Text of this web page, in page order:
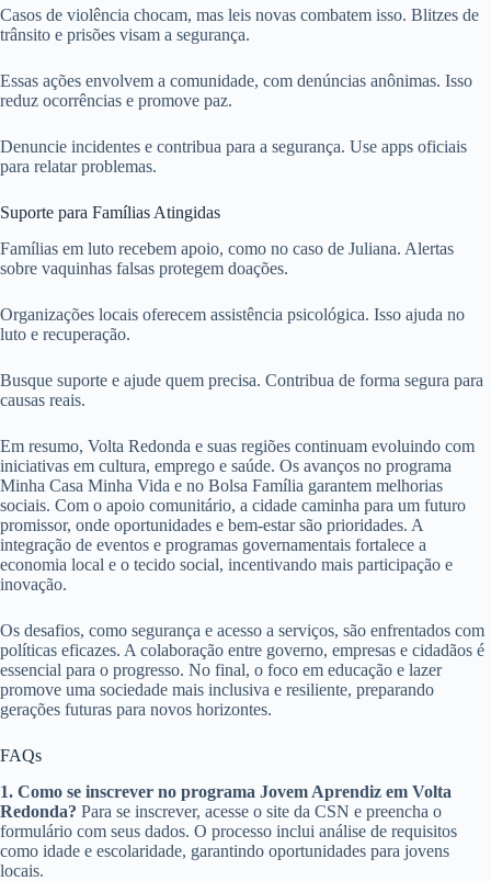
Casos de violência chocam, mas leis novas combatem isso. Blitzes de
trânsito e prisões visam a segurança.
Essas ações envolvem a comunidade, com denúncias anônimas. Isso
reduz ocorrências e promove paz.
Denuncie incidentes e contribua para a segurança. Use apps oficiais
para relatar problemas.
Suporte para Famílias Atingidas
Famílias em luto recebem apoio, como no caso de Juliana. Alertas
sobre vaquinhas falsas protegem doações.
Organizações locais oferecem assistência psicológica. Isso ajuda no
luto e recuperação.
Busque suporte e ajude quem precisa. Contribua de forma segura para
causas reais.
Em resumo, Volta Redonda e suas regiões continuam evoluindo com
iniciativas em cultura, emprego e saúde. Os avanços no programa
Minha Casa Minha Vida e no Bolsa Família garantem melhorias
sociais. Com o apoio comunitário, a cidade caminha para um futuro
promissor, onde oportunidades e bem-estar são prioridades. A
integração de eventos e programas governamentais fortalece a
economia local e o tecido social, incentivando mais participação e
inovação.
Os desafios, como segurança e acesso a serviços, são enfrentados com
políticas eficazes. A colaboração entre governo, empresas e cidadãos é
essencial para o progresso. No final, o foco em educação e lazer
promove uma sociedade mais inclusiva e resiliente, preparando
gerações futuras para novos horizontes.
FAQs
1. Como se inscrever no programa Jovem Aprendiz em Volta
Redonda? Para se inscrever, acesse o site da CSN e preencha o
formulário com seus dados. O processo inclui análise de requisitos
como idade e escolaridade, garantindo oportunidades para jovens
locais.